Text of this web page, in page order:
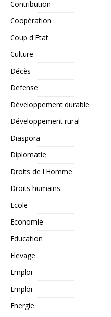
Contribution
Coopération
Coup d'Etat
Culture
Décès
Defense
Développement durable
Développement rural
Diaspora
Diplomatie
Droits de l'Homme
Droits humains
Ecole
Economie
Education
Elevage
Emploi
Emploi
Energie